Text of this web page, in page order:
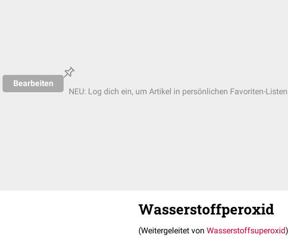
Bearbeiten
NEU: Log dich ein, um Artikel in persönlichen Favoriten-
Wasserstoffperoxid
(Weitergeleitet von Wasserstoffsuperoxid)